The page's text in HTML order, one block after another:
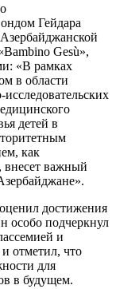
Гейдара
Gesù»,
«В рамках
в области
детей в
как
внесет важный
достижения
особо подчеркнул
и
отметил, что
для
в будущем.